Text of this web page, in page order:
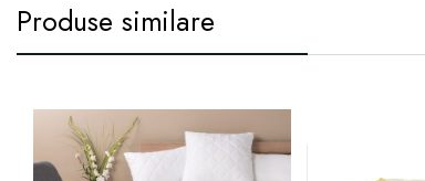
Produse similare